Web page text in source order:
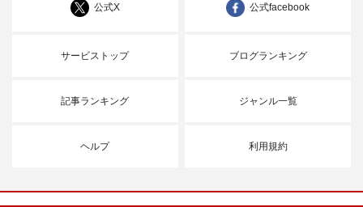
公式X 公式facebook
サービストップ ブログランキング
記事ランキング ジャンル一覧
ヘルプ 利用規約